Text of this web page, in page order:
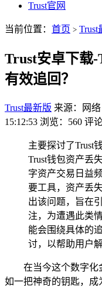
Trust官网
当前位置： 首页 > Trust
Trust安卓下载
有效追回？
Trust最新版 来源：网
15:12:53 浏览：560 评
主要探讨了Trust
Trust钱包资产丢
字资产交易日益
要工具，资产丢
出该问题，旨在
注，为遭遇此类
能会围绕具体的
讨，以帮助用户
在当今这个数字化
如一把神奇的钥匙，成